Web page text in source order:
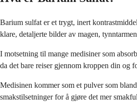
Barium sulfat er et trygt, inert
klare, detaljerte bilder av magen,
I motsetning til mange medisiner som
da det bare reiser gjennom kroppen din og
Medisinen kommer som et pulver som
smakstilsetninger for å gjøre det mer